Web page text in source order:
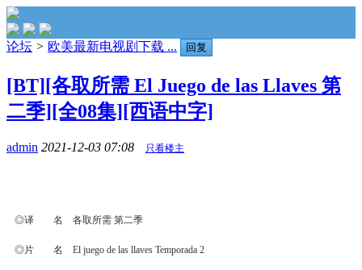
论坛 > 欧美最新电视剧下载 ... 回复
[BT][各取所需 El Juego de las Llaves 第
二季][全08集][西语中字]
admin 2021-12-03 07:08 只看楼主
◎译 名 各取所需 第二季
◎片 名 El juego de las llaves Temporada 2